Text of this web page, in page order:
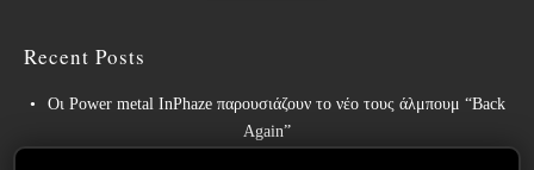
Recent Posts
Οι Power metal InPhaze παρουσιάζουν το νέο τους άλμπουμ “Back
Again”